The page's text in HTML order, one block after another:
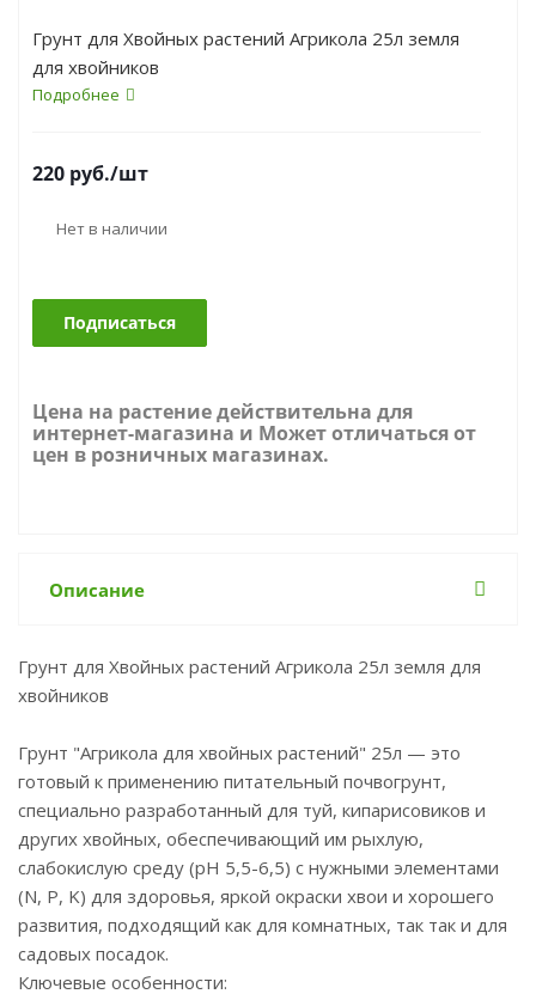
Грунт для Хвойных растений Агрикола 25л земля
для хвойников
Подробнее
220 руб./шт
Нет в наличии
Подписаться
Цена на растение действительна для
интернет-магазина и Может отличаться от
цен в розничных магазинах.
Описание
Грунт для Хвойных растений Агрикола 25л земля для
хвойников
Грунт "Агрикола для хвойных растений" 25л — это
готовый к применению питательный почвогрунт,
специально разработанный для туй, кипарисовиков и
других хвойных, обеспечивающий им рыхлую,
слабокислую среду (pH 5,5-6,5) с нужными элементами
(N, P, K) для здоровья, яркой окраски хвои и хорошего
развития, подходящий как для комнатных, так так и для
садовых посадок.
Ключевые особенности: